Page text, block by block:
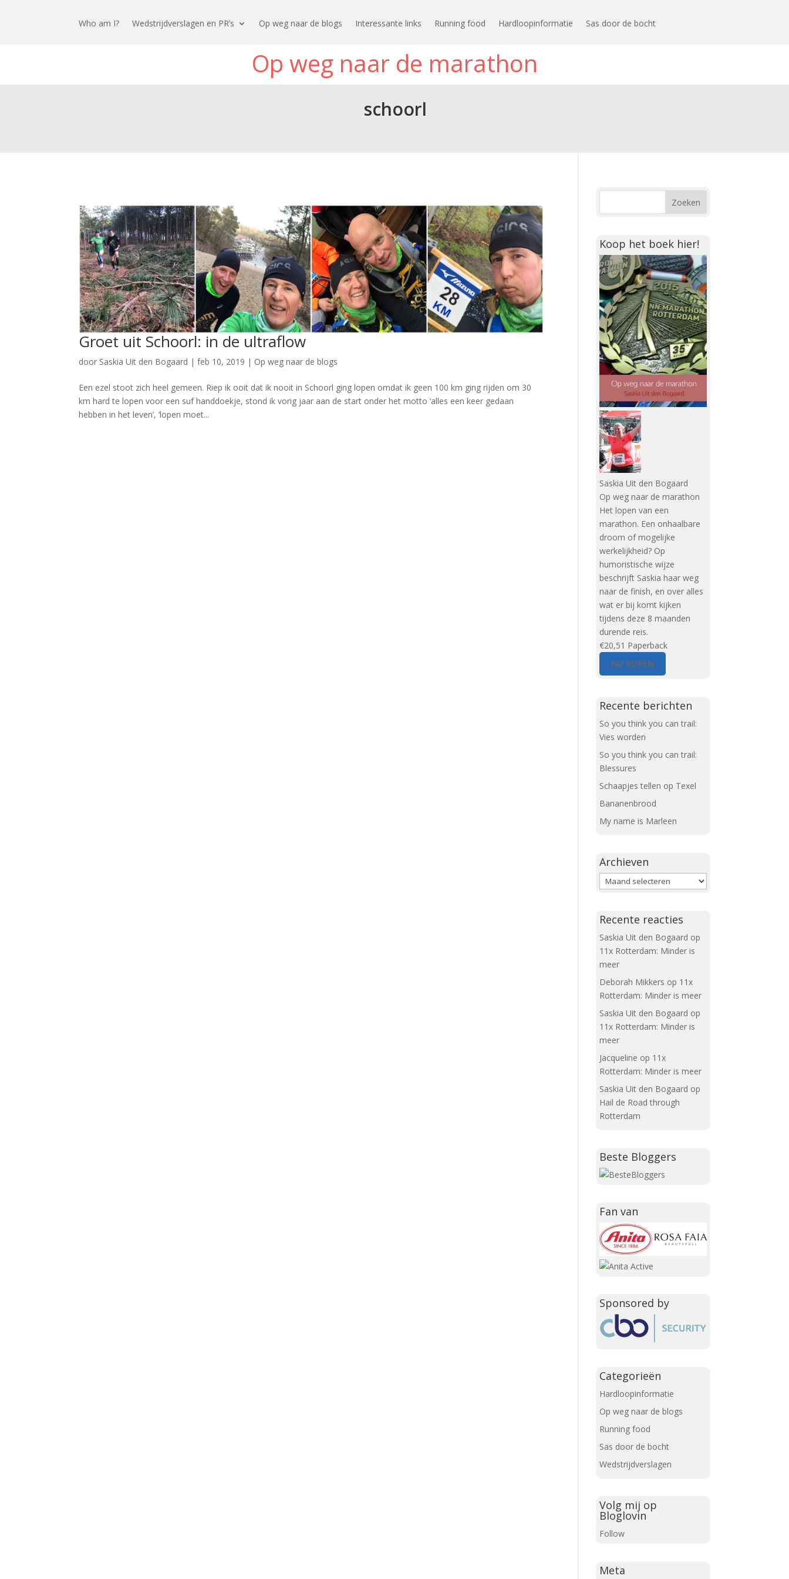
Who am I? Wedstrijdverslagen en PR’s Op weg naar de blogs Interessante links Running food Hardloopinformatie Sas door de bocht
Op weg naar de marathon
schoorl
Groet uit Schoorl: in de ultraflow
door Saskia Uit den Bogaard |feb 10, 2019 | Op weg naar de blogs
Een ezel stoot zich heel gemeen. Riep ik ooit dat ik nooit in Schoorl ging lopen omdat ik geen 100 km ging rijden om 30
km hard te lopen voor een suf handdoekje, stond ik vorig jaar aan de start onder het motto ‘alles een keer gedaan
hebben in het leven’, ‘lopen moet...
Koop het boek hier!
Saskia Uit den Bogaard
Op weg naar de marathon
Het lopen van een
marathon. Een onhaalbare
droom of mogelijke
werkelijkheid? Op
humoristische wijze
beschrijft Saskia haar weg
naar de finish, en over alles
wat er bij komt kijken
tijdens deze 8 maanden
durende reis.
€20,51 Paperback
NU KOPEN
Recente berichten
So you think you can trail:
Vies worden
So you think you can trail:
Blessures
Schaapjes tellen op Texel
Bananenbrood
My name is Marleen
Archieven
Archieven
Recente reacties
Saskia Uit den Bogaard op
11x Rotterdam: Minder is
meer
Deborah Mikkers op 11x
Rotterdam: Minder is meer
Saskia Uit den Bogaard op
11x Rotterdam: Minder is
meer
Jacqueline op 11x
Rotterdam: Minder is meer
Saskia Uit den Bogaard op
Hail de Road through
Rotterdam
Beste Bloggers
Fan van
Sponsored by
Categorieën
Hardloopinformatie
Op weg naar de blogs
Running food
Sas door de bocht
Wedstrijdverslagen
Volg mij op
Bloglovin
Follow
Meta